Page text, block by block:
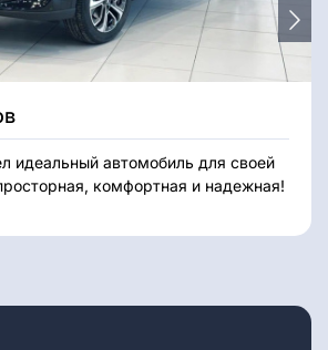
идеальный автомобиль для своей
комфортная и надежная!